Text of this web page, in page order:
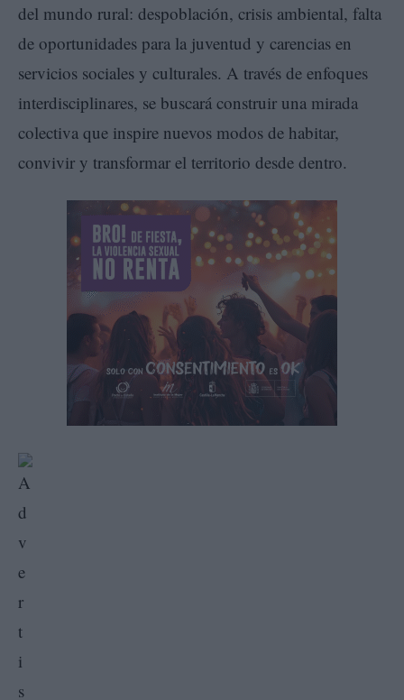
del mundo rural: despoblación, crisis ambiental, falta
de oportunidades para la juventud y carencias en
servicios sociales y culturales. A través de enfoques
interdisciplinares, se buscará construir una mirada
colectiva que inspire nuevos modos de habitar,
convivir y transformar el territorio desde dentro.